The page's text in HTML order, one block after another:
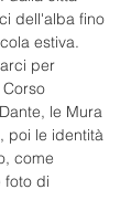
dell'alba fino
estiva.
per
le Mura
poi le identità
come
foto di